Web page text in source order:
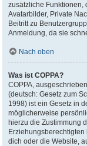
zusätzliche Funktionen,
Avatarbilder, Private
Beitritt zu
Anmeldung, da sie
Nach oben
Was ist COPPA?
COPPA,
(deutsch: Gesetz zum
1998) ist ein Gesetz in
möglicherweise
hierzu die Zustimmung
dich oder die Website,